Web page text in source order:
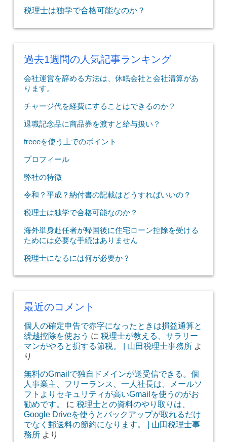
税理士は独学で合格可能なのか？
過去1週間の人気記事ランキング
会社運営を辞める方法は、休眠会社と会社清算があ
ります。
チャージ代を経費にすることはできるのか？
退職記念品に商品券を渡すと給与扱い？
freeeを使う上でのポイント
プロフィール
弊社の特徴
令和？平成？納付書の記載はどうすればいいの？
税理士は独学で合格可能なのか？
海外単身赴任者が帰国後に住宅ローン控除を受ける
ためには必要な手続はありません
税理士になるには何が必要か？
最近のコメント
個人の確定申告で赤字になったときは損益通算と
繰越控除を使おう に 税理士が教える、サラリー
マンがやると損する節税。 | 山田税理士事務所よ
り
無料のGmailで独自ドメインが送受信できる。個
人事業主、フリーランス、一人社長は、メールソ
フトよりセキュリティが高いGmailを使うのがお
勧めです。
に 税理士との資料のやり取りは、
Google Driveを使うとバックアップが取れるだけ
でなく郵送料の節約になります。 | 山田税理士事
務所より